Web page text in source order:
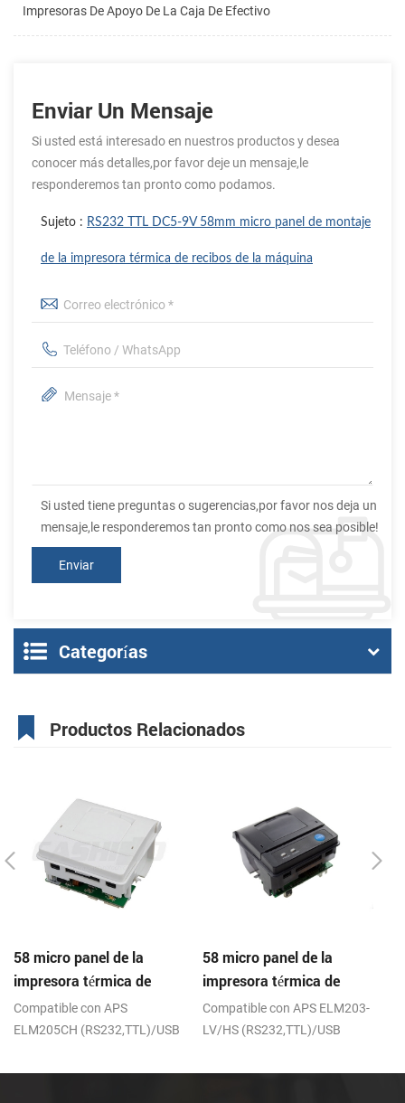
Impresoras De Apoyo De La Caja De Efectivo
Enviar Un Mensaje
Si usted está interesado en nuestros productos y desea
conocer más detalles,por favor deje un mensaje,le
responderemos tan pronto como podamos.
Sujeto : RS232 TTL DC5-9V 58mm micro panel de montaje
de la impresora térmica de recibos de la máquina
Si usted tiene preguntas o sugerencias,por favor nos deja un
mensaje,le responderemos tan pronto como nos sea posible!
Categorías
Productos Relacionados
58 micro panel de la
impresora térmica de
recibos CSN-A1
Compatible con APS
ELM205CH (RS232,TTL)/USB
58 micro panel de la
impresora térmica de
recibos CSN-A1K
Compatible con APS ELM203-
LV/HS (RS232,TTL)/USB